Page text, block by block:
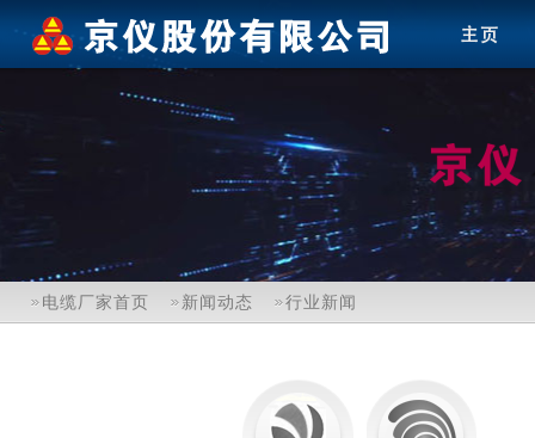
电缆厂家首页 新闻动态 行业新闻